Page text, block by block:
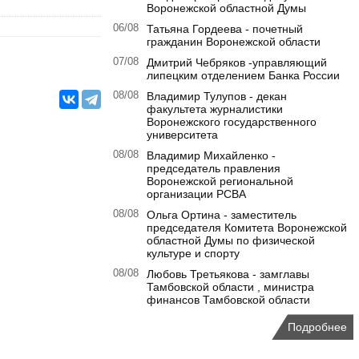
Воронежской областной Думы
06/08
Татьяна Гордеева - почетный
гражданин Воронежской области
07/08
Дмитрий Чебряков -управляющий
липецким отделением Банка России
08/08
Владимир Тулупов - декан
факультета журналистики
Воронежского государственного
университета
08/08
Владимир Михайленко -
председатель правления
Воронежской региональной
организации РСВА
08/08
Ольга Ортина - заместитель
председателя Комитета Воронежской
областной Думы по физической
культуре и спорту
08/08
Любовь Третьякова - замглавы
Тамбовской области , министра
финансов Тамбовской области
Подробнее